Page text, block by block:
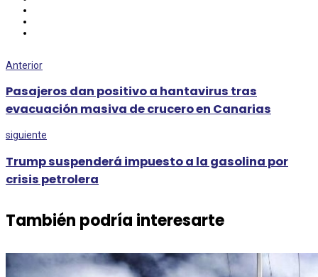
Anterior
Pasajeros dan positivo a hantavirus tras
evacuación masiva de crucero en Canarias
siguiente
Trump suspenderá impuesto a la gasolina por
crisis petrolera
También podría interesarte